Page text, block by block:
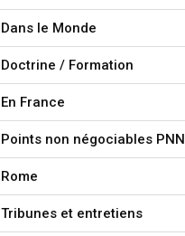
Dans le Monde
Doctrine / Formation
En France
Points non négociables PNN
Rome
Tribunes et entretiens